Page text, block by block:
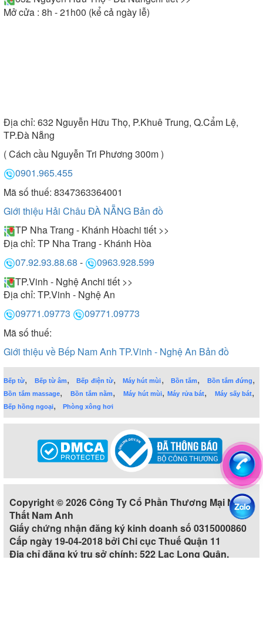
Mở cửa : 8h - 21h00 (kể cả ngày lễ)
Địa chỉ: 632 Nguyễn Hữu Thọ, P.Khuê Trung, Q.Cẩm Lệ,
TP.Đà Nẵng
( Cách cầu Nguyễn Tri Phương 300m )
0901.965.455
Mã số thuế: 8347363364001
Giới thiệu Hải Châu ĐÀ NẴNG Bản đồ
TP Nha Trang - Khánh Hòachi tiết >>
Địa chỉ: TP Nha Trang - Khánh Hòa
07.92.93.88.68 -
0963.928.599
TP.Vinh - Nghệ Anchi tiết >>
Địa chỉ: TP.Vinh - Nghệ An
09771.09773
09771.09773
Mã số thuế:
Giới thiệu về Bếp Nam Anh TP.Vinh - Nghệ An Bản đồ
Bếp từ, Bếp từ âm,Bếp điện từ,Máy hút mùi, Bồn tắm, Bồn tắm đứng,
Bồn tắm massage,Bồn tắm nằm,Máy hút mùi,Máy rửa bát,Máy sấy bát,
Bếp hồng ngoại, Phòng xông hơi
Copyright © 2026 Công Ty Cổ Phần Thương Mại Nội
Thất Nam Anh
Giấy chứng nhận đăng ký kinh doanh số 0315000860
Cấp ngày 19-04-2018 bởi Chi cục Thuế Quận 11
Địa chỉ đăng ký trụ sở chính: 522 Lạc Long Quân,